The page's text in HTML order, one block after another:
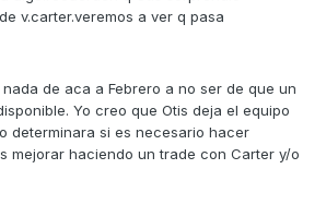
v.carter.veremos a ver q pasa
de aca a Febrero a no ser de que un
Yo creo que Otis deja el equipo
determinara si es necesario hacer
mejorar haciendo un trade con Carter y/o